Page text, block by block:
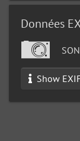
Données
Show